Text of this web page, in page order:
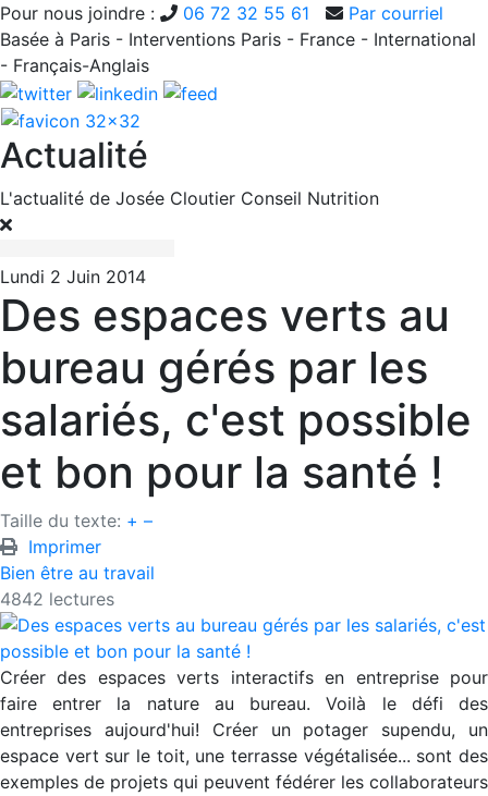
Pour nous joindre : 06 72 32 55 61
Par courriel
Basée à Paris - Interventions Paris - France - International
- Français-Anglais
Actualité
L'actualité de Josée Cloutier Conseil Nutrition
Lundi 2 Juin 2014
Des espaces verts au
bureau gérés par les
salariés, c'est possible
et bon pour la santé !
Taille du texte: + –
Imprimer
Bien être au travail
4842 lectures
Créer des espaces verts interactifs en entreprise pour
faire entrer la nature au bureau. Voilà le défi des
entreprises aujourd'hui! Créer un potager supendu, un
espace vert sur le toit, une terrasse végétalisée... sont des
exemples de projets qui peuvent fédérer les collaborateurs